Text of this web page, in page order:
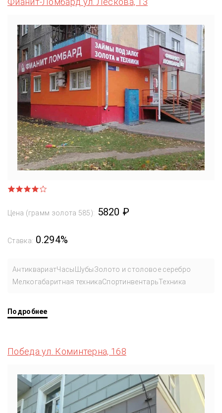
Цена (грамм золота 585): 5820 ₽
Ставка: 0.294%
АнтиквариатЧасы ШубыЗолото и столовое серебро
Мелкогабаритная техникаСпортинвентарьТехника
Подробнее
Победа ул. Коминтерна, 168